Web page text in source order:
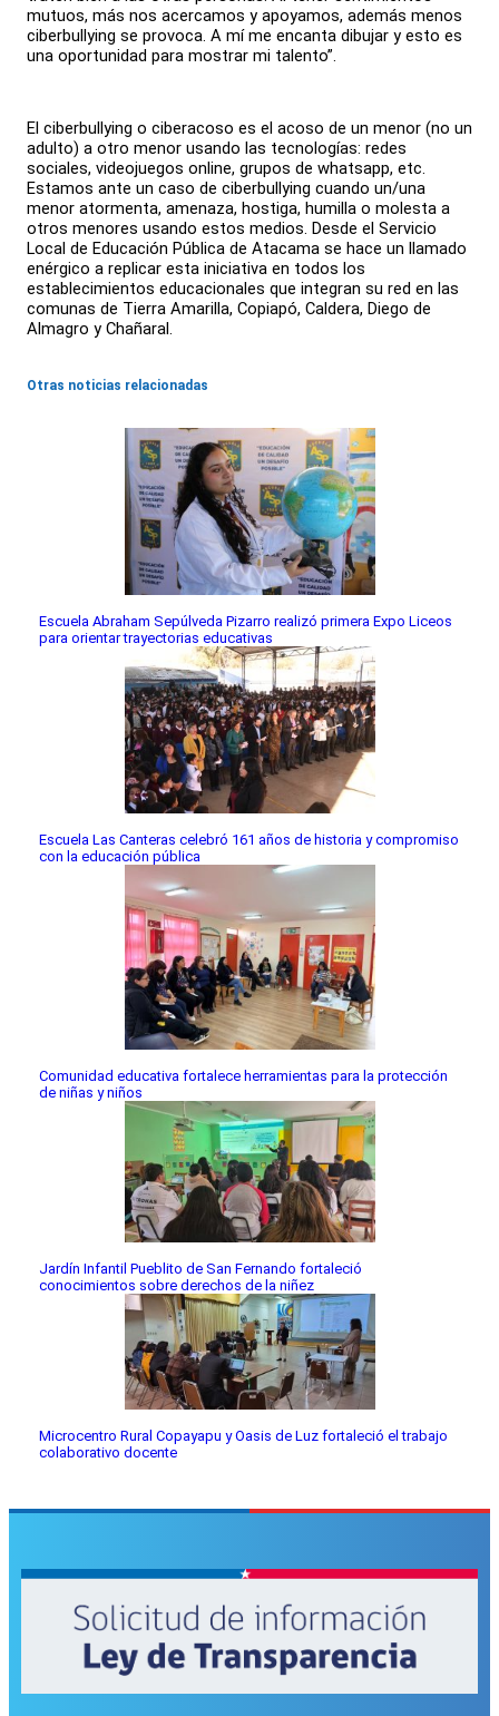
mutuos, más nos acercamos y apoyamos, además menos
ciberbullying se provoca. A mí me encanta dibujar y esto es
una oportunidad para mostrar mi talento”.
El ciberbullying o ciberacoso es el acoso de un menor (no un
adulto) a otro menor usando las tecnologías: redes
sociales, videojuegos online, grupos de whatsapp, etc.
Estamos ante un caso de ciberbullying cuando un/una
menor atormenta, amenaza, hostiga, humilla o molesta a
otros menores usando estos medios. Desde el Servicio
Local de Educación Pública de Atacama se hace un llamado
enérgico a replicar esta iniciativa en todos los
establecimientos educacionales que integran su red en las
comunas de Tierra Amarilla, Copiapó, Caldera, Diego de
Almagro y Chañaral.
Otras noticias relacionadas
Escuela Abraham Sepúlveda Pizarro realizó primera Expo Liceos
para orientar trayectorias educativas
Escuela Las Canteras celebró 161 años de historia y compromiso
con la educación pública
Comunidad educativa fortalece herramientas para la protección
de niñas y niños
Jardín Infantil Pueblito de San Fernando fortaleció
conocimientos sobre derechos de la niñez
Microcentro Rural Copayapu y Oasis de Luz fortaleció el trabajo
colaborativo docente